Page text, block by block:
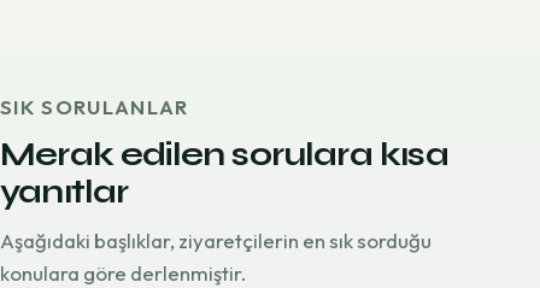
SIK SORULANLAR
Merak edilen sorulara kısa
yanıtlar
Aşağıdaki başlıklar, ziyaretçilerin en sık sorduğu
konulara göre derlenmiştir.